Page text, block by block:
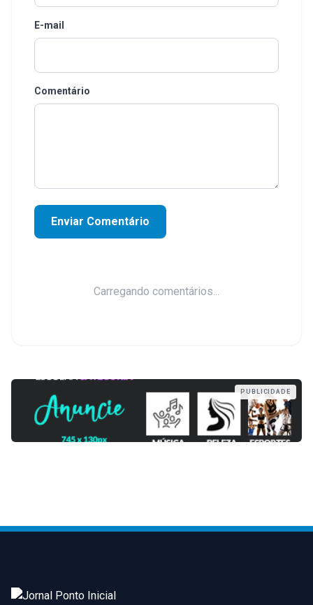
E-mail
Comentário
Enviar Comentário
Carregando comentários...
PUBLICIDADE